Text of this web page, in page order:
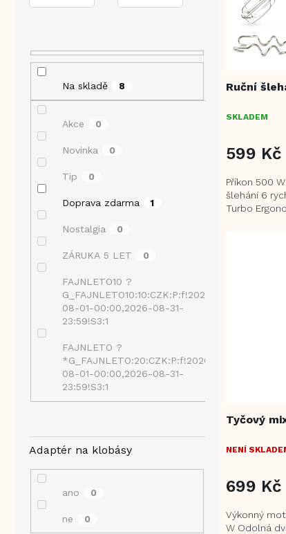
Na skladě 8
Akce 0
Novinka 0
Tip 0
Doprava zdarma 1
Nostalgia 0
ZÁRUKA 5 LET 0
FAJNLETO10 ?
G_FAJNLETO10:10:CZK:P:f!2026-
08-01-00:00,2026-08-31-
23:59!S3:1
FAJNLETO ?
*G_FAJNLETO:20:CZK:P:f!2026-
08-01-00:00,2026-08-31-
23:59!S3:1
Adaptér na klobásy
ano 0
ne 0
ů
Ruční
SKLADEM
599 Kč
Příkon 500
šlehání 6
Turbo
Tyčový
NENÍ
699 Kč
Výkonný
W Odolná